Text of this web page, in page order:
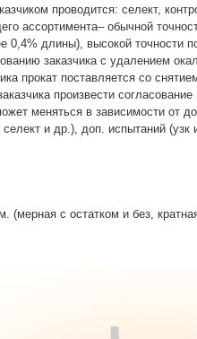
проводится: селект,
ассортимента– обычной
0,4% длины), высокой точности
заказчика с удалением
прокат поставляется со
произвести
меняться в зависимости от
и др.), доп. испытаний (узк
(мерная с остатком и без,